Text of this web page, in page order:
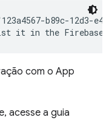
b89c-12d3-
com o App
acesse a guia